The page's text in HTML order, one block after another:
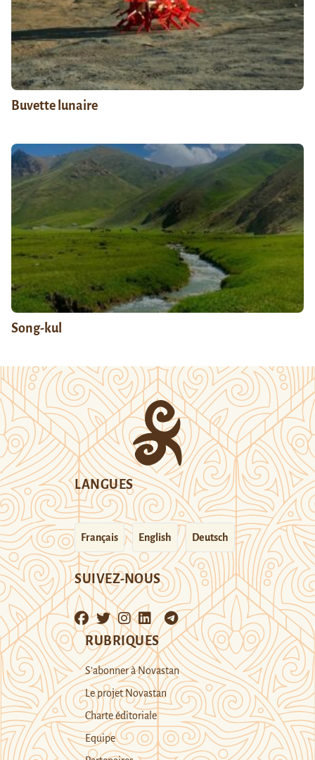
Buvette lunaire
Song-kul
LANGUES
Français English Deutsch
SUIVEZ-NOUS
RUBRIQUES
S’abonner à Novastan
Le projet Novastan
Charte éditoriale
Equipe